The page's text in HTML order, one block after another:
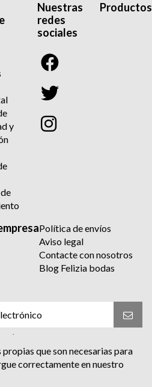
y
Nuestras
redes
sociales
Productos
Política de envíos
Aviso legal
Contacte con nosotros
Blog Felizia bodas
el
el
que son necesarias para
correctamente en nuestro